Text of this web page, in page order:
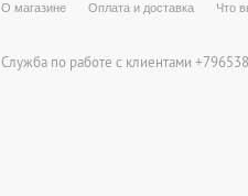
О магазине Оплата и доставка Что
Служба по работе с клиентами